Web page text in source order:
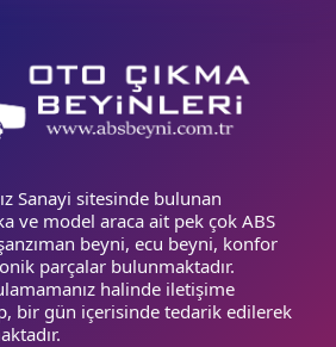
Sanayi sitesinde bulunan
ve model araca ait pek çok ABS
beyni, ecu beyni, konfor
parçalar bulunmaktadır.
halinde iletişime
bir gün içerisinde tedarik edilerek